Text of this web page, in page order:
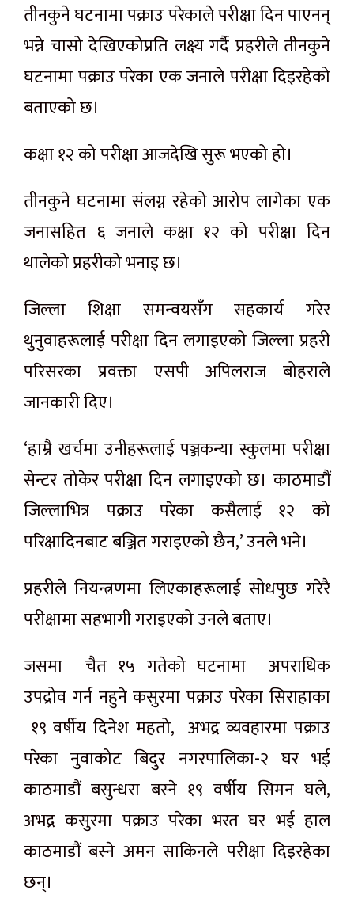
तीनकुने घटनामा पक्राउ परेकाले परीक्षा दिन पाएनन्
भन्ने चासो देखिएकोप्रति लक्ष्य गर्दै प्रहरीले तीनकुने
घटनामा पक्राउ परेका एक जनाले परीक्षा दिइरहेको
बताएको छ।
कक्षा १२ को परीक्षा आजदेखि सुरू भएको हो।
तीनकुने घटनामा संलग्न रहेको आरोप लागेका एक
जनासहित ६ जनाले कक्षा १२ को परीक्षा दिन
थालेको प्रहरीको भनाइ छ।
जिल्ला शिक्षा समन्वयसँग सहकार्य गरेर
थुनुवाहरूलाई परीक्षा दिन लगाइएको जिल्ला प्रहरी
परिसरका प्रवक्ता एसपी अपिलराज बोहराले
जानकारी दिए।
‘हाम्रै खर्चमा उनीहरूलाई पञ्जकन्या स्कुलमा परीक्षा
सेन्टर तोकेर परीक्षा दिन लगाइएको छ। काठमाडौं
जिल्लाभित्र पक्राउ परेका कसैलाई १२ को
परिक्षादिनबाट बञ्जित गराइएको छैन,’ उनले भने।
प्रहरीले नियन्त्रणमा लिएकाहरूलाई सोधपुछ गरेरै
परीक्षामा सहभागी गराइएको उनले बताए।
जसमा चैत १५ गतेको घटनामा अपराधिक
उपद्रोव गर्न नहुने कसुरमा पक्राउ परेका सिराहाका
१९ वर्षीय दिनेश महतो, अभद्र व्यवहारमा पक्राउ
परेका नुवाकोट बिदुर नगरपालिका-२ घर भई
काठमाडौं बसुन्धरा बस्ने १९ वर्षीय सिमन घले,
अभद्र कसुरमा पक्राउ परेका भरत घर भई हाल
काठमाडौं बस्ने अमन साकिनले परीक्षा दिइरहेका
छन्।